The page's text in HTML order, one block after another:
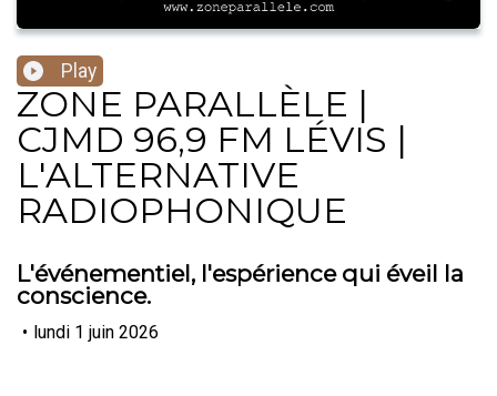
Play
ZONE PARALLÈLE |
CJMD 96,9 FM LÉVIS |
L'ALTERNATIVE
RADIOPHONIQUE
L'événementiel, l'espérience qui éveil la
conscience.
• lundi 1 juin 2026